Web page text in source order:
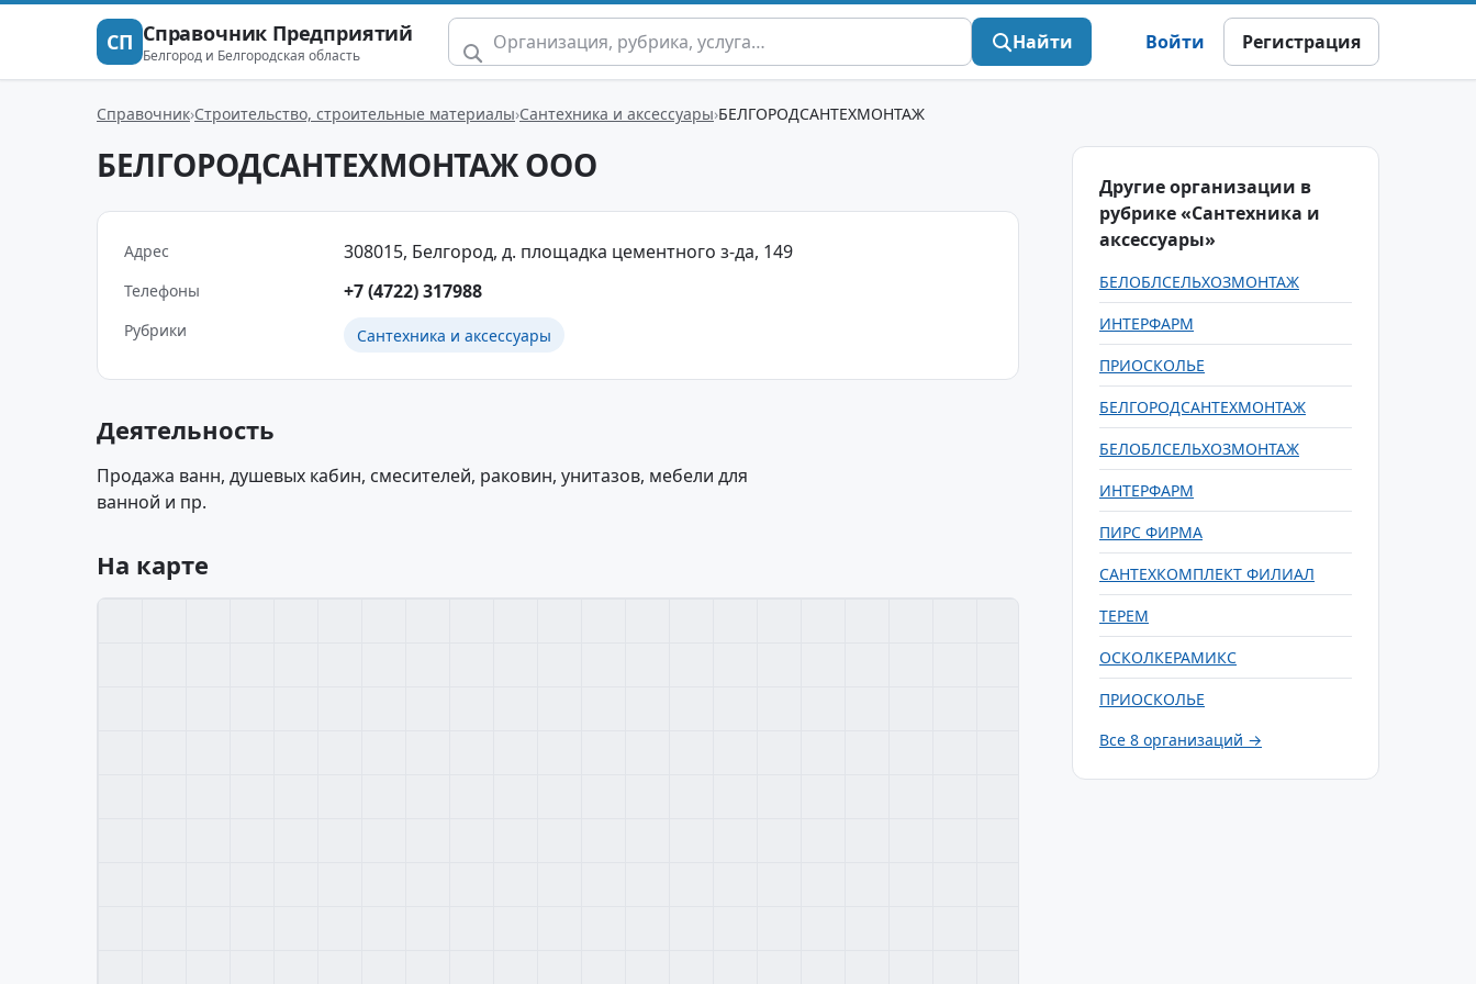
СП Справочник Предприятий
Белгород и Белгородская область
Найти Войти Регистрация
Справочник Строительство, строительные материалы Сантехника и аксессуары БЕЛГОРОДСАНТЕХМОНТАЖ
БЕЛГОРОДСАНТЕХМОНТАЖ ООО
Адрес 308015, Белгород, д. площадка цементного з-да, 149
Телефоны +7 (4722) 317988
Рубрики Сантехника и аксессуары
Деятельность
Продажа ванн, душевых кабин, смесителей, раковин, унитазов, мебели для
ванной и пр.
На карте
Другие организации в
рубрике «Сантехника и
аксессуары»
БЕЛОБЛСЕЛЬХОЗМОНТАЖ
ИНТЕРФАРМ
ПРИОСКОЛЬЕ
БЕЛГОРОДСАНТЕХМОНТАЖ
БЕЛОБЛСЕЛЬХОЗМОНТАЖ
ИНТЕРФАРМ
ПИРС ФИРМА
САНТЕХКОМПЛЕКТ ФИЛИАЛ
ТЕРЕМ
ОСКОЛКЕРАМИКС
ПРИОСКОЛЬЕ
Все 8 организаций →